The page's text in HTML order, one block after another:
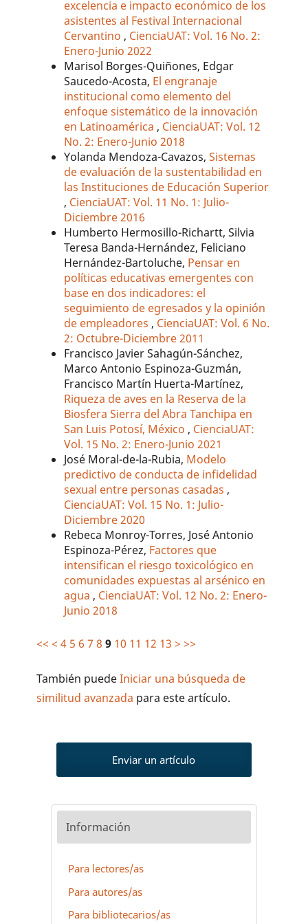
excelencia e impacto económico de los
asistentes al Festival Internacional
Cervantino , CienciaUAT: Vol. 16 No. 2:
Enero-Junio 2022
Marisol Borges-Quiñones, Edgar
Saucedo-Acosta, El engranaje
institucional como elemento del
enfoque sistemático de la innovación
en Latinoamérica , CienciaUAT: Vol. 12
No. 2: Enero-Junio 2018
Yolanda Mendoza-Cavazos,Sistemas
de evaluación de la sustentabilidad en
las Instituciones de Educación Superior
, CienciaUAT: Vol. 11 No. 1: Julio-
Diciembre 2016
Humberto Hermosillo-Richartt, Silvia
Teresa Banda-Hernández, Feliciano
Hernández-Bartoluche, Pensar en
políticas educativas emergentes con
base en dos indicadores: el
seguimiento de egresados y la opinión
de empleadores , CienciaUAT: Vol. 6 No.
2: Octubre-Diciembre 2011
Francisco Javier Sahagún-Sánchez,
Marco Antonio Espinoza-Guzmán,
Francisco Martín Huerta-Martínez,
Riqueza de aves en la Reserva de la
Biosfera Sierra del Abra Tanchipa en
San Luis Potosí, México , CienciaUAT:
Vol. 15 No. 2: Enero-Junio 2021
José Moral-de-la-Rubia, Modelo
predictivo de conducta de infidelidad
sexual entre personas casadas ,
CienciaUAT: Vol. 15 No. 1: Julio-
Diciembre 2020
Rebeca Monroy-Torres, José Antonio
Espinoza-Pérez, Factores que
intensifican el riesgo toxicológico en
comunidades expuestas al arsénico en
agua , CienciaUAT: Vol. 12 No. 2: Enero-
Junio 2018
<< < 4 5 6 7 8 9 10 11 12 13 > >>
También puedeIniciar una búsqueda de
similitud avanzada para este artículo.
Enviar un artículo
Información
Para lectores/as
Para autores/as
Para bibliotecarios/as